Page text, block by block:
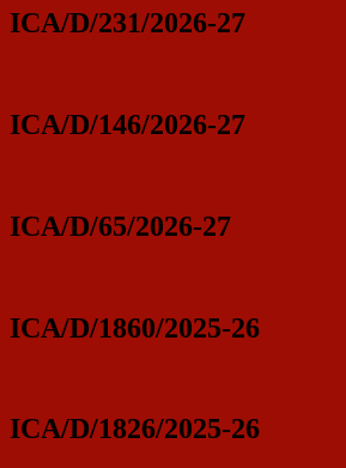
ICA/D/231/2026-27
ICA/D/146/2026-27
ICA/D/65/2026-27
ICA/D/1860/2025-26
ICA/D/1826/2025-26